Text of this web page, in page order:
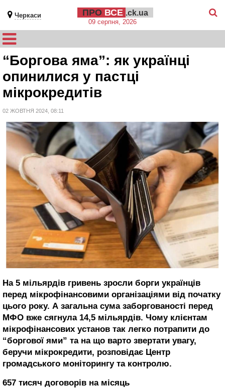
Черкаси ПРО ВСЕ .ck.ua
09 серпня, 2026
“Боргова яма”: як українці
опинилися у пастці
мікрокредитів
02 ЖОВТНЯ 2024, 08:11
На 5 мільярдів гривень зросли борги українців
перед мікрофінансовими організаціями від початку
цього року. А загальна сума заборгованості перед
МФО вже сягнула 14,5 мільярдів. Чому клієнтам
мікрофінансових установ так легко потрапити до
“боргової ями” та на що варто звертати увагу,
беручи мікрокредити, розповідає Центр
громадського моніторингу та контролю.
657 тисяч договорів на місяць